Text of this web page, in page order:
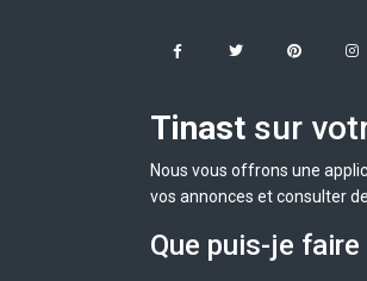
Tinast sur
Nous vous offrons une
vos annonces et consulter
Que puis-je